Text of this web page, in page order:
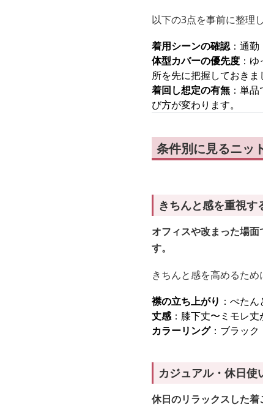
以下の3点を事前に整理
着用シーンの確認：通勤
体型カバーの優先度 ：
所を先に把握しておきま
着回し想定の有無 ：単
び方が変わります。
条件別に見るニッ
きちんと感を重視す
オフィスや改まった場
す。
きちんと感を高めるため
襟の立ち上がり ：ぺた
丈感：膝下丈〜ミモレ
カラーリング：ブラック
カジュアル・休日使
休日のリラックスした着